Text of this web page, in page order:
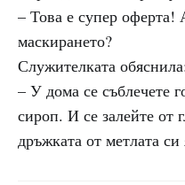
– Това е супер оферта!
маскирането?
Служителката
– У дома се съблечете
сироп. И се залейте от
дръжката от метлата си